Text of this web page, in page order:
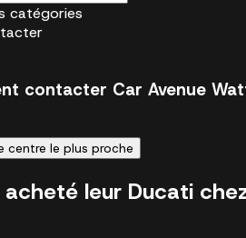
catégories
contacter Car Avenue
centre le plus proche
leur Ducati